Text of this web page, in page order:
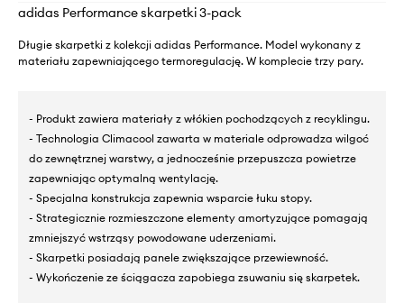
adidas Performance skarpetki 3-pack
Długie skarpetki z kolekcji adidas Performance. Model wykonany z
materiału zapewniającego termoregulację. W komplecie trzy pary.
- Produkt zawiera materiały z włókien pochodzących z recyklingu.
- Technologia Climacool zawarta w materiale odprowadza wilgoć
do zewnętrznej warstwy, a jednocześnie przepuszcza powietrze
zapewniając optymalną wentylację.
- Specjalna konstrukcja zapewnia wsparcie łuku stopy.
- Strategicznie rozmieszczone elementy amortyzujące pomagają
zmniejszyć wstrząsy powodowane uderzeniami.
- Skarpetki posiadają panele zwiększające przewiewność.
- Wykończenie ze ściągacza zapobiega zsuwaniu się skarpetek.